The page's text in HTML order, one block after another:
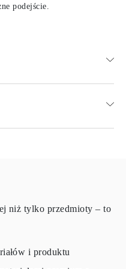
podejście.
ekspresowej
na temat metod wysyłki,
z często zadawanymi
niż tylko przedmioty – to
i produktu